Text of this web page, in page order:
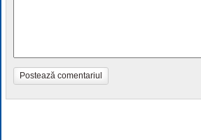
Postează comentariul